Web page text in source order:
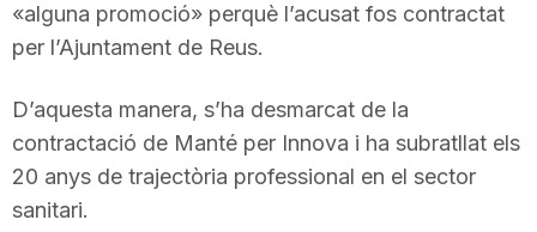
«alguna promoció» perquè l’acusat fos contractat
per l’Ajuntament de Reus.
D’aquesta manera, s’ha desmarcat de la
contractació de Manté per Innova i ha subratllat els
20 anys de trajectòria professional en el sector
sanitari.